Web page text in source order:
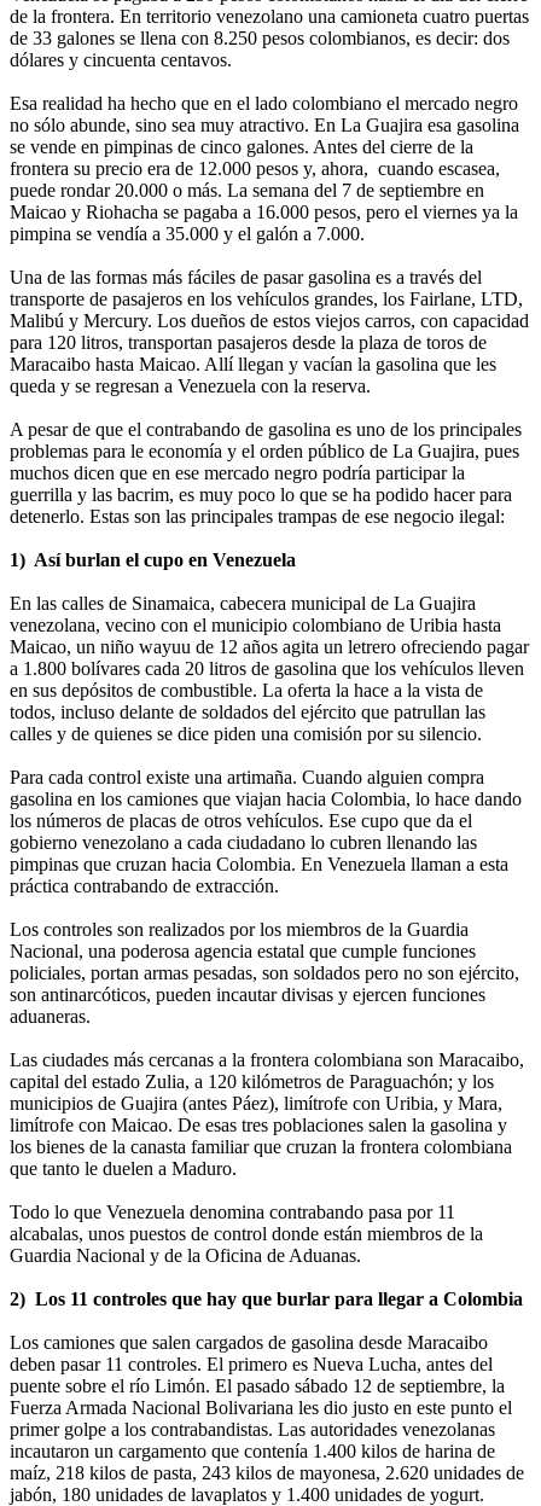
de la frontera. En territorio venezolano una camioneta cuatro puertas
de 33 galones se llena con 8.250 pesos colombianos, es decir: dos
dólares y cincuenta centavos.
Esa realidad ha hecho que en el lado colombiano el mercado negro
no sólo abunde, sino sea muy atractivo. En La Guajira esa gasolina
se vende en pimpinas de cinco galones. Antes del cierre de la
frontera su precio era de 12.000 pesos y, ahora, cuando escasea,
puede rondar 20.000 o más. La semana del 7 de septiembre en
Maicao y Riohacha se pagaba a 16.000 pesos, pero el viernes ya la
pimpina se vendía a 35.000 y el galón a 7.000.
Una de las formas más fáciles de pasar gasolina es a través del
transporte de pasajeros en los vehículos grandes, los Fairlane, LTD,
Malibú y Mercury. Los dueños de estos viejos carros, con capacidad
para 120 litros, transportan pasajeros desde la plaza de toros de
Maracaibo hasta Maicao. Allí llegan y vacían la gasolina que les
queda y se regresan a Venezuela con la reserva.
A pesar de que el contrabando de gasolina es uno de los principales
problemas para le economía y el orden público de La Guajira, pues
muchos dicen que en ese mercado negro podría participar la
guerrilla y las bacrim, es muy poco lo que se ha podido hacer para
detenerlo. Estas son las principales trampas de ese negocio ilegal:
1) Así burlan el cupo en Venezuela
En las calles de Sinamaica, cabecera municipal de La Guajira
venezolana, vecino con el municipio colombiano de Uribia hasta
Maicao, un niño wayuu de 12 años agita un letrero ofreciendo pagar
a 1.800 bolívares cada 20 litros de gasolina que los vehículos lleven
en sus depósitos de combustible. La oferta la hace a la vista de
todos, incluso delante de soldados del ejército que patrullan las
calles y de quienes se dice piden una comisión por su silencio.
Para cada control existe una artimaña. Cuando alguien compra
gasolina en los camiones que viajan hacia Colombia, lo hace dando
los números de placas de otros vehículos. Ese cupo que da el
gobierno venezolano a cada ciudadano lo cubren llenando las
pimpinas que cruzan hacia Colombia. En Venezuela llaman a esta
práctica contrabando de extracción.
Los controles son realizados por los miembros de la Guardia
Nacional, una poderosa agencia estatal que cumple funciones
policiales, portan armas pesadas, son soldados pero no son ejército,
son antinarcóticos, pueden incautar divisas y ejercen funciones
aduaneras.
Las ciudades más cercanas a la frontera colombiana son Maracaibo,
capital del estado Zulia, a 120 kilómetros de Paraguachón; y los
municipios de Guajira (antes Páez), limítrofe con Uribia, y Mara,
limítrofe con Maicao. De esas tres poblaciones salen la gasolina y
los bienes de la canasta familiar que cruzan la frontera colombiana
que tanto le duelen a Maduro.
Todo lo que Venezuela denomina contrabando pasa por 11
alcabalas, unos puestos de control donde están miembros de la
Guardia Nacional y de la Oficina de Aduanas.
2) Los 11 controles que hay que burlar para llegar a Colombia
Los camiones que salen cargados de gasolina desde Maracaibo
deben pasar 11 controles. El primero es Nueva Lucha, antes del
puente sobre el río Limón. El pasado sábado 12 de septiembre, la
Fuerza Armada Nacional Bolivariana les dio justo en este punto el
primer golpe a los contrabandistas. Las autoridades venezolanas
incautaron un cargamento que contenía 1.400 kilos de harina de
maíz, 218 kilos de pasta, 243 kilos de mayonesa, 2.620 unidades de
jabón, 180 unidades de lavaplatos y 1.400 unidades de yogurt.